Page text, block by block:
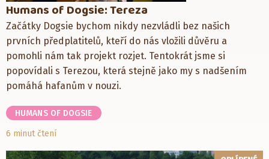
Humans of Dogsie: Tereza
Začátky Dogsie bychom nikdy nezvládli bez našich
prvních předplatitelů, kteří do nás vložili důvěru a
pomohli nám tak projekt rozjet. Tentokrát jsme si
popovídali s Terezou, která stejně jako my s nadšením
pomáhá hafanům v nouzi.
HUMANS OF DOGSIE
6 minut čtení